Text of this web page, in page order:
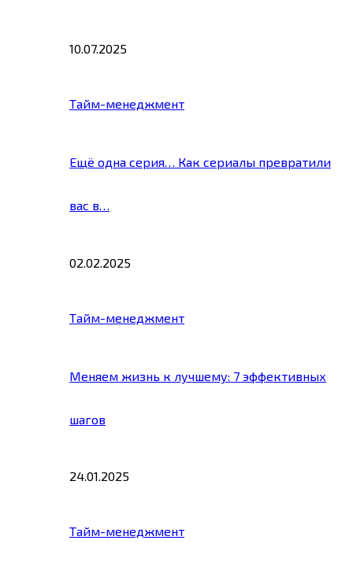
10.07.2025
Тайм-менеджмент
Ещё одна серия… Как сериалы превратили
вас в…
02.02.2025
Тайм-менеджмент
Меняем жизнь к лучшему: 7 эффективных
шагов
24.01.2025
Тайм-менеджмент